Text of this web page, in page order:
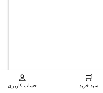
سبد خرید حساب کاربری